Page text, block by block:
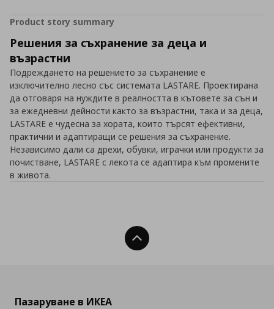
Product story summary
Решения за съхранение за деца и
възрастни
Подреждането на решението за съхранение е
изключително лесно със системата LASTARE. Проектирана
да отговаря на нуждите в реалността в кътовете за сън и
за ежедневни дейности както за възрастни, така и за деца,
LASTARE е чудесна за хората, които търсят ефективни,
практични и адаптиращи се решения за съхранение.
Независимо дали са дрехи, обувки, играчки или продукти за
почистване, LASTARE с лекота се адаптира към промените
в живота.
Нагоре
Пазаруване в ИКЕА